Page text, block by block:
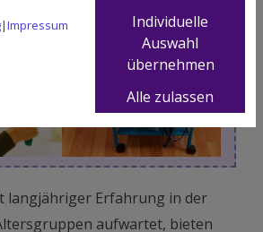
langjähriger Erfahrung in der
aufwartet, bieten
|Impressum
Individuelle
Auswahl
übernehmen
Alle zulassen